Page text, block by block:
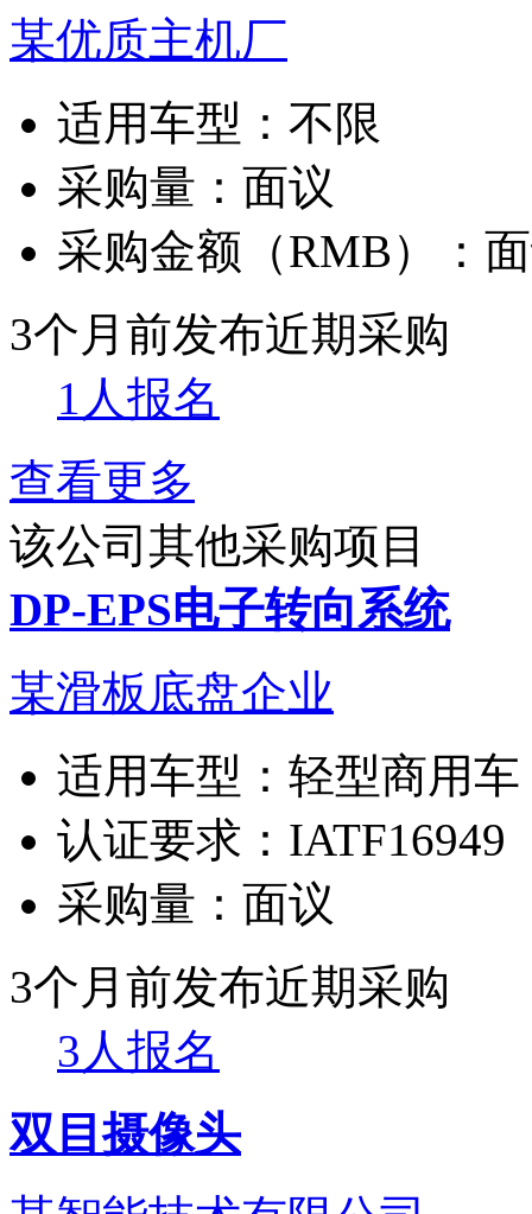
某优质主机厂
适用车型： 不限
采购量： 面议
采购金额（RMB）：
3个月前发布近期采购
1人报名
查看更多
该公司其他采购项目
DP-EPS电子转向系统
某滑板底盘企业
适用车型： 轻型商用车
认证要求： IATF16949
采购量： 面议
3个月前发布近期采购
3人报名
双目摄像头